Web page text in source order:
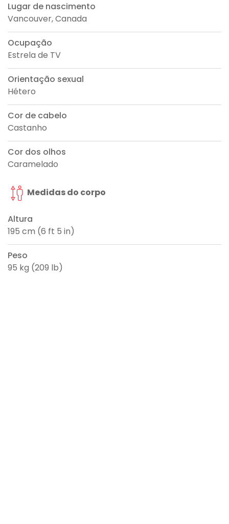
Lugar de nascimento
Vancouver, Canada
Ocupação
Estrela de TV
Orientação sexual
Hétero
Cor de cabelo
Castanho
Cor dos olhos
Caramelado
Medidas do corpo
Altura
195 cm (6 ft 5 in)
Peso
95 kg (209 lb)